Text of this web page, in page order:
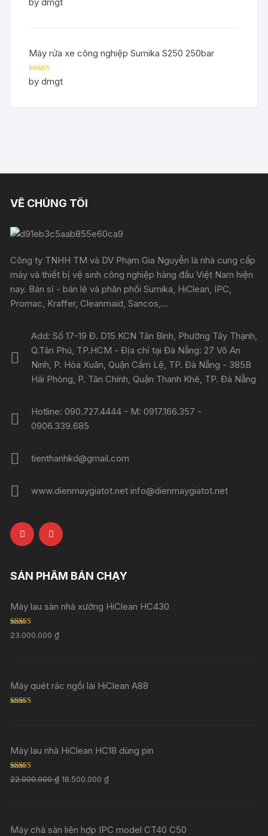
of 5
Máy rửa xe công nghiệp Sumika S250 250bar
Rated5out
of 5
by dmgt
VỀ CHÚNG TÔI
Công ty TNHH TM và DV Phạm Gia Nguyễn là nhà cung cấp
máy và thiết bị vệ sinh công nghiệp hàng đầu Việt Nam hiện
nay. Bán sỉ - bán lẻ và phân phối Sumika, HiClean, IPC,
Promac, Kraffer, Cleanmaid, Sancos,...
Add: Số 17-19 Đ. D15 KCN Tân Bình, Phường Tây Thạnh,
Q.Tân Phú, TP.HCM - Địa chỉ tại Đà Nẵng: 27 Võ An
Ninh, P. Hòa Xuân, Quận Cẩm Lệ, TP. Đà Nẵng - 385B
Hải Phòng, P. Tân Chính, Quận Thanh Khê, TP. Đà Nẵng
Hotline: 090.727.4444 - M: 0917.166.357 -
0906.339.685
tienthanhkd@gmail.com
www.dienmaygiatot.net info@dienmaygiatot.net
SẢN PHẨM BÁN CHẠY
Máy lau sàn nhà xưởng HiClean HC430
Rated5.00
out of 5
23.000.000₫
Máy quét rác ngồi lái HiClean A88
Máy lau nhà HiClean HC18 dùng pin
Rated5.00
out of 5
22.000.000₫ 18.500.000₫
Máy chà sàn liên hợp IPC model CT40 C50